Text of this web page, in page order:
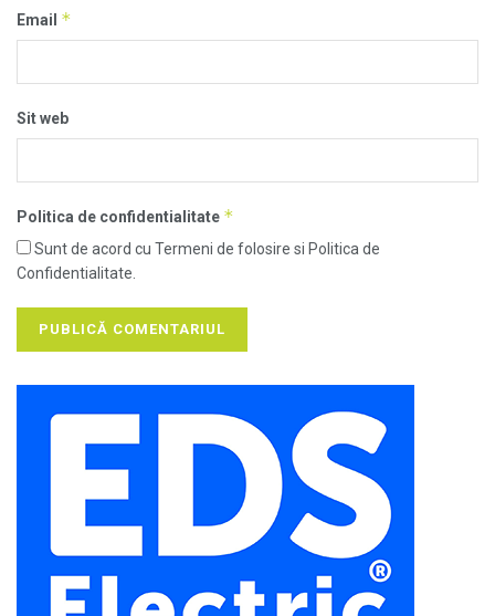
Email *
Sit web
Politica de confidentialitate *
Sunt de acord cu Termeni de folosire si Politica de
Confidentialitate.